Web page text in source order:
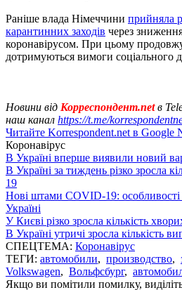
Раніше влада Німеччини прийняла
карантинних заходів через
коронавірусом. При цьому
дотримуються вимоги соціального
Новини від Корреспондент.netв
наш канал https://t.me/
Читайте Korrespondent.net в Google
Коронавірус
В Україні вперше виявили новий
В Україні за тиждень різко зросла
19
Нові штами COVID-19: особливості
Україні
У Києві різко зросла кількість
В Україні утричі зросла кількість
СПЕЦТЕМА: Коронавірус
ТЕГИ: автомобили, производство,
Volkswagen, Вольфсбург,
Якщо ви помітили помилку,